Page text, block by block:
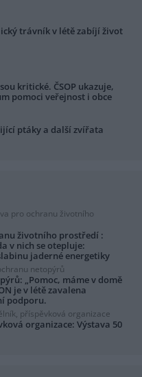
trávník v létě zabíjí život
kritické. ČSOP ukazuje,
pomoci veřejnost i obce
ptáky a další zvířata
pro ochranu životního
životního prostředí :
v nich se otepluje:
jaderné energetiky
netopýrů
„Pomoc, máme v domě
je v létě zavalena
podporu.
příspěvková organizace
organizace: Výstava 50